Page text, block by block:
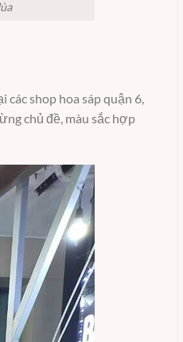
các shop hoa sáp quận 6,
chủ đề, màu sắc hợp